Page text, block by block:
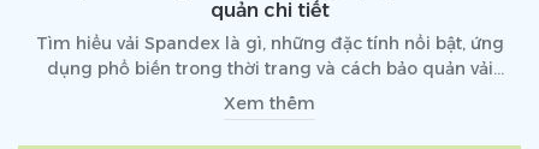
quản chi tiết
Tìm hiểu vải Spandex là gì, những đặc tính nổi bật, ứng
dụng phổ biến trong thời trang và cách bảo quản vải
Spandex đúng cách giúp kéo dài tuổi thọ sản phẩm.
Xem thêm